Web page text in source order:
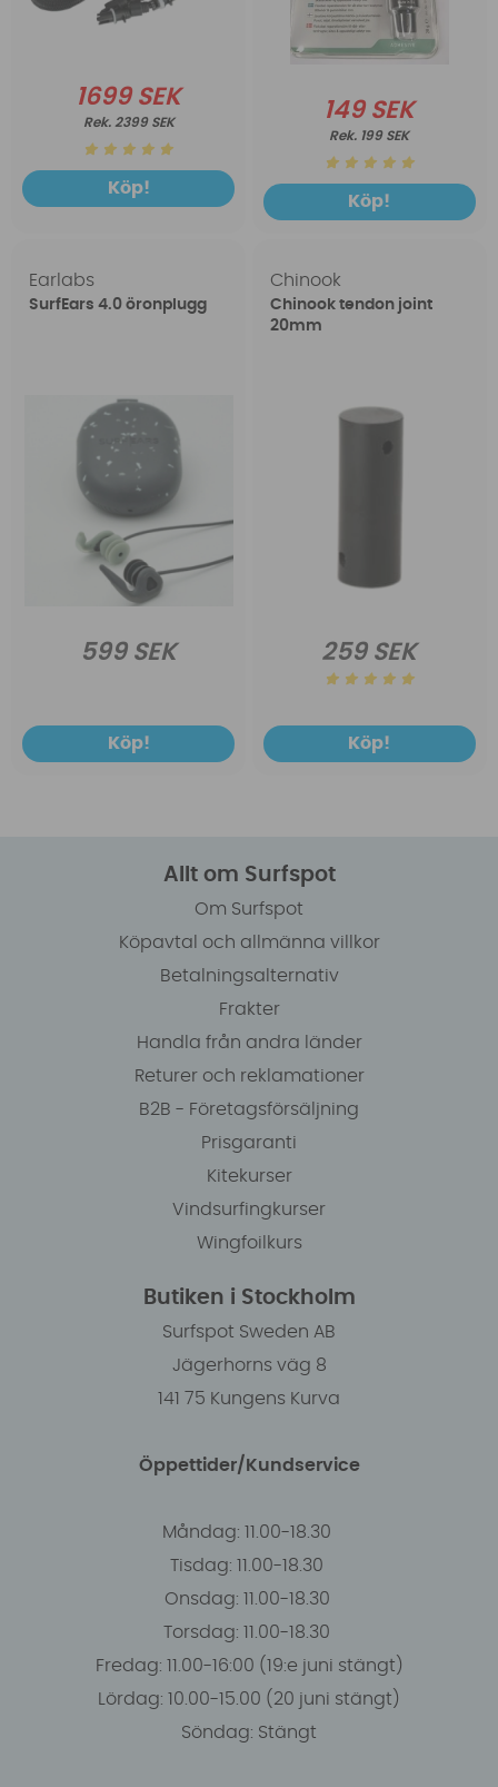
1699 SEK
2399 SEK
Köp!
149 SEK
199 SEK
Köp!
Earlabs
SurfEars 4.0 öronplugg
599 SEK
Köp!
Chinook
Chinook tendon joint
20mm
259 SEK
Köp!
Allt om Surfspot
Om Surfspot
Köpavtal och allmänna villkor
Betalningsalternativ
Frakter
Handla från andra länder
Returer och reklamationer
B2B - Företagsförsäljning
Prisgaranti
Kitekurser
Vindsurfingkurser
Wingfoilkurs
Butiken i Stockholm
Surfspot Sweden AB
Jägerhorns väg 8
141 75 Kungens Kurva
Öppettider/Kundservice
Måndag: 11.00-18.30
Tisdag: 11.00-18.30
Onsdag: 11.00-18.30
Torsdag: 11.00-18.30
Fredag: 11.00-16:00 (19:e juni stängt)
Lördag: 10.00-15.00 (20 juni stängt)
Söndag: Stängt